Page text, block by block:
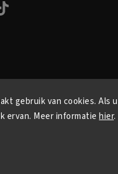
gebruik van cookies.
ervan. Meer informatie hier.